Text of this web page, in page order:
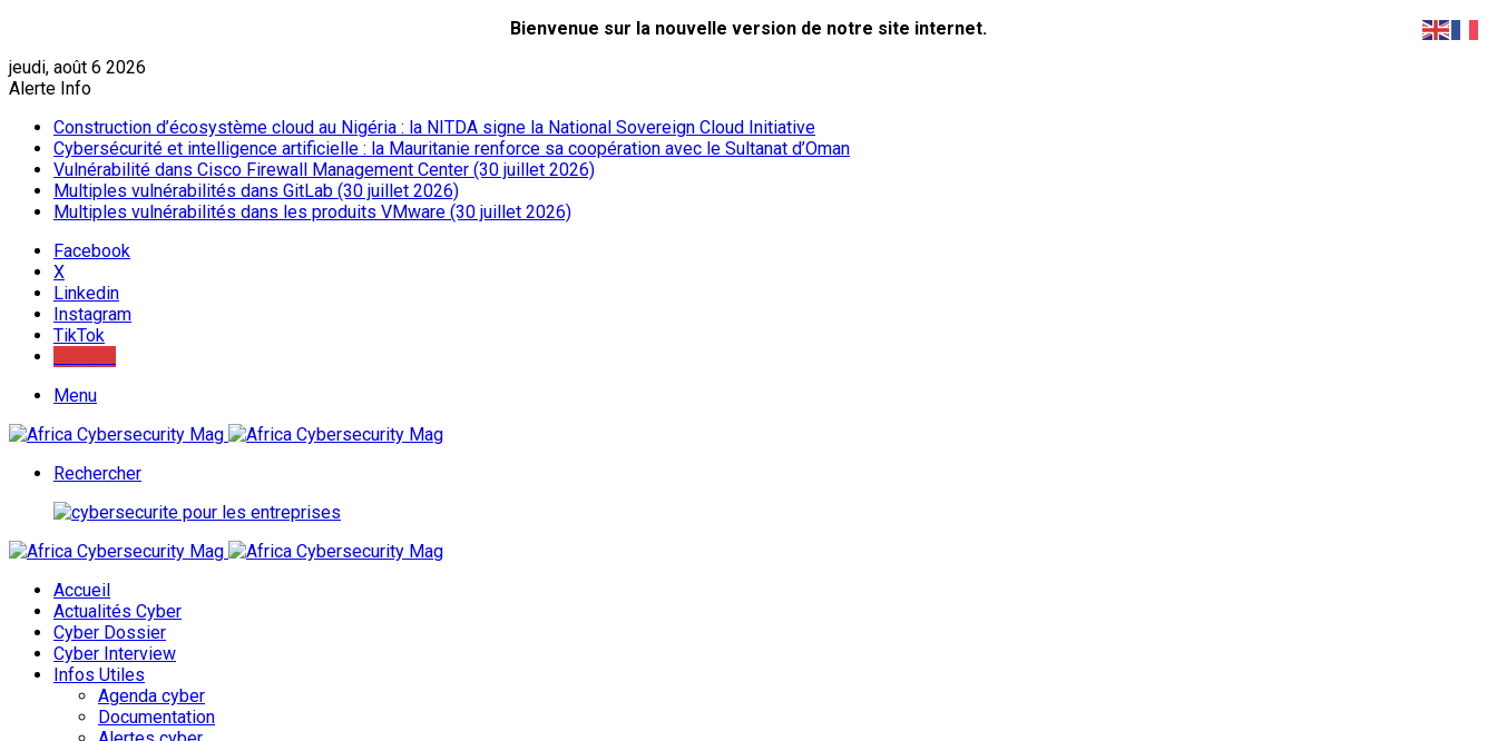
Bienvenue sur la nouvelle version de notre site internet.
jeudi, août 6 2026
Alerte Info
Construction d’écosystème cloud au Nigéria : la NITDA signe la National Sovereign Cloud Initiative
Cybersécurité et intelligence artificielle : la Mauritanie renforce sa coopération avec le Sultanat d’Oman
Vulnérabilité dans Cisco Firewall Management Center (30 juillet 2026)
Multiples vulnérabilités dans GitLab (30 juillet 2026)
Multiples vulnérabilités dans les produits VMware (30 juillet 2026)
Facebook
X
Linkedin
Instagram
TikTok
Menu
Rechercher
Accueil
Actualités Cyber
Cyber Dossier
Cyber Interview
Infos Utiles
Agenda cyber
Documentation